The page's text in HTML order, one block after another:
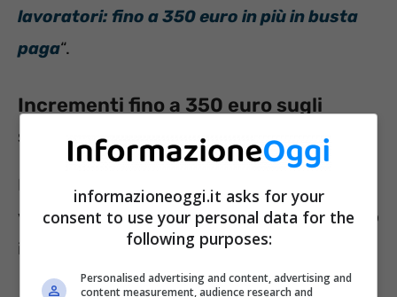
lavoratori: fino a 350 euro in più in busta
paga“.
Incrementi fino a 350 euro sugli
stipendi: a quali lavoratori spetta?
I lavoratori che appartengono al settore di
vigilanza privata avranno diritto a un aumento
in busta paga di 350 euro.
informazioneoggi.it asks for your
consent to use your personal data for the
following purposes:
Personalised advertising and content, advertising and
content measurement, audience research and